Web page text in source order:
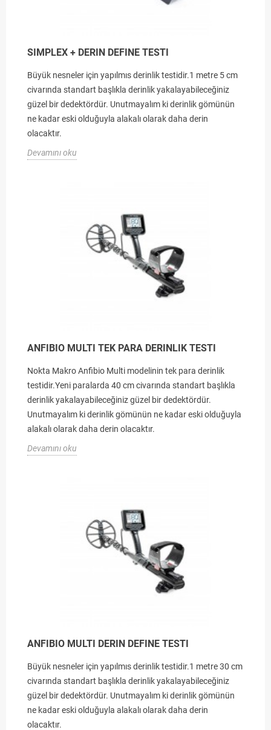
SIMPLEX + DERIN DEFINE TESTI
Büyük nesneler için yapılmıs derinlik testidir.1 metre 5 cm
civarında standart başlıkla derinlik yakalayabileceğiniz
güzel bir dedektördür. Unutmayalım ki derinlik gömünün
ne kadar eski olduğuyla alakalı olarak daha derin
olacaktır.
Devamını oku
ANFIBIO MULTI TEK PARA DERINLIK TESTI
Nokta Makro Anfibio Multi modelinin tek para derinlik
testidir.Yeni paralarda 40 cm civarında standart başlıkla
derinlik yakalayabileceğiniz güzel bir dedektördür.
Unutmayalım ki derinlik gömünün ne kadar eski olduğuyla
alakalı olarak daha derin olacaktır.
Devamını oku
ANFIBIO MULTI DERIN DEFINE TESTI
Büyük nesneler için yapılmıs derinlik testidir.1 metre 30 cm
civarında standart başlıkla derinlik yakalayabileceğiniz
güzel bir dedektördür. Unutmayalım ki derinlik gömünün
ne kadar eski olduğuyla alakalı olarak daha derin
olacaktır.